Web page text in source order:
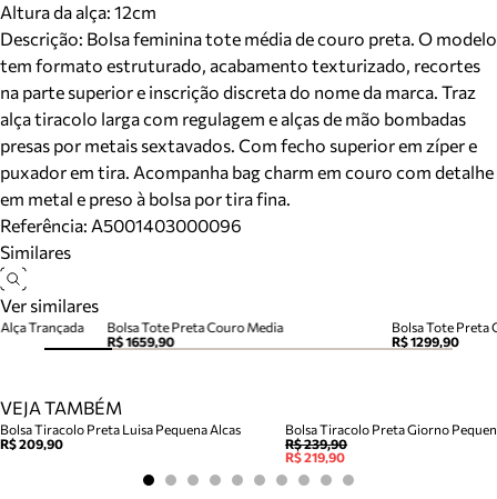
Altura da alça: 12cm
Descrição: Bolsa feminina tote média de couro preta. O modelo
tem formato estruturado, acabamento texturizado, recortes
na parte superior e inscrição discreta do nome da marca. Traz
alça tiracolo larga com regulagem e alças de mão bombadas
presas por metais sextavados. Com fecho superior em zíper e
puxador em tira. Acompanha bag charm em couro com detalhe
em metal e preso à bolsa por tira fina.
Referência: A5001403000096
Similares
Ver similares
Bolsa Tote Preta Couro Media
R$ 1659,90
Bolsa Tote Preta
R$ 1299,90
Trançada
VEJA TAMBÉM
Bolsa Tiracolo Preta Luisa Pequena Alcas
R$ 209,90
Bolsa Tiracolo Preta Giorno
R$ 239,90
R$ 219,90